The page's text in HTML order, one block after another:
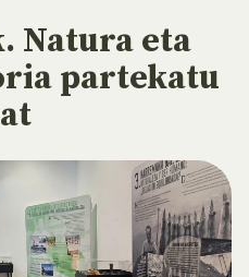
Natura eta
partekatu